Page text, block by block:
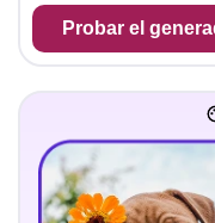
Probar el